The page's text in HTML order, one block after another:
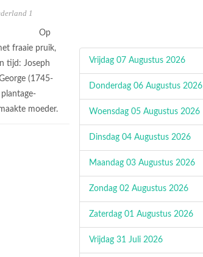
1
Op
fraaie pruik,
tijd: Joseph
(1745-
moeder.
Vrijdag 07 Augustus 2026
Donderdag 06 Augustus 2026
Woensdag 05 Augustus 2026
Dinsdag 04 Augustus 2026
Maandag 03 Augustus 2026
Zondag 02 Augustus 2026
Zaterdag 01 Augustus 2026
Vrijdag 31 Juli 2026